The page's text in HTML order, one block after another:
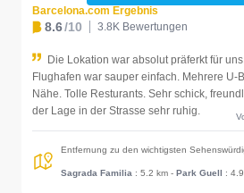
Barcelona.com Ergebnis
8.6/10 3.8K Bewertungen
Die Lokation war absolut präferkt für
Flughafen war sauper einfach. Mehrere U-
Nähe. Tolle Resturants. Sehr schick,
der Lage in der Strasse sehr ruhig.
Entfernung zu den wichtigsten
Sagrada Familia : 5.2 km - Park Guell :